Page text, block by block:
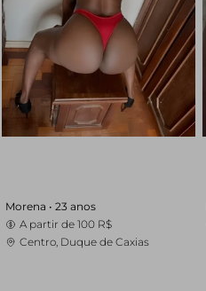
Morena • 23 anos
A partir de 100 R$
Centro, Duque de Caxias